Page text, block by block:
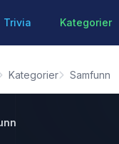
Trivia Kategorier
Kategorier Samfunn